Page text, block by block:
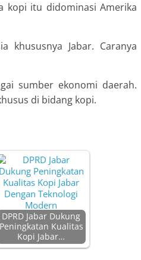
kopi itu didominasi Amerika
Jabar. Caranya
sumber ekonomi daerah.
di bidang kopi.
DPRD Jabar Dukung
Peningkatan Kualitas
Kopi Jabar…